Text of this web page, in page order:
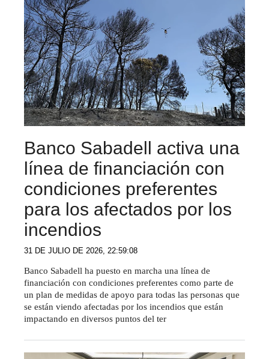
Banco Sabadell activa una
línea de financiación con
condiciones preferentes
para los afectados por los
incendios
31 DE JULIO DE 2026, 22:59:08
Banco Sabadell ha puesto en marcha una línea de
financiación con condiciones preferentes como parte de
un plan de medidas de apoyo para todas las personas que
se están viendo afectadas por los incendios que están
impactando en diversos puntos del ter